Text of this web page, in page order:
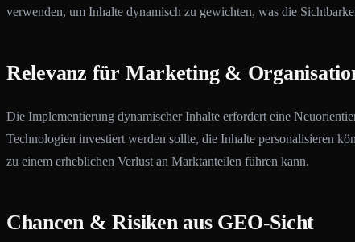
verwenden, um Inhalte dynamisch zu gewichten, was die
Relevanz für Marketing &
Die Implementierung dynamischer Inhalte erfordert eine
Technologien investiert werden sollte, die Inhalte personalisieren
zu einem erheblichen Verlust an Marktanteilen führen kann.
Chancen & Risiken aus GEO-Sicht